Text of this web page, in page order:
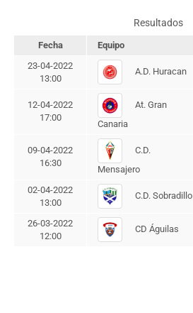
Resultados
Fecha Equipo
23-04-2022
13:00
A.D. Huracan
12-04-2022
17:00
At. Gran
Canaria
09-04-2022
16:30
C.D.
Mensajero
02-04-2022
13:00
C.D. Sobradillo
26-03-2022
12:00
CD Águilas